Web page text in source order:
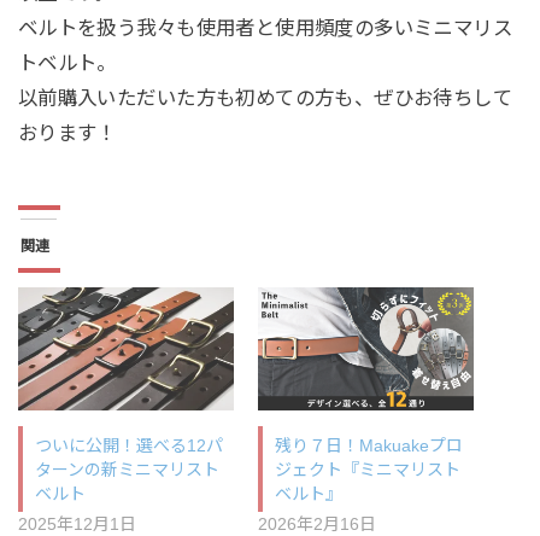
ベルトを扱う我々も使用者と使用頻度の多いミニマリス
トベルト。
以前購入いただいた方も初めての方も、ぜひお待ちして
おります！
関連
ついに公開！選べる12パ
ターンの新ミニマリスト
ベルト
2025年12月1日
残り７日！Makuakeプロ
ジェクト『ミニマリスト
ベルト』
2026年2月16日